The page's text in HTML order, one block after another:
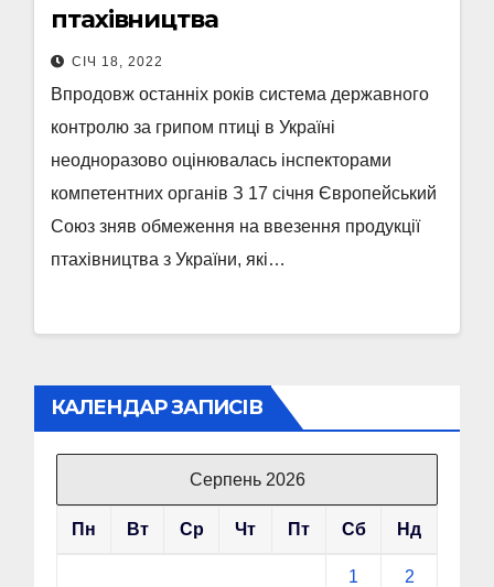
птахівництва
СІЧ 18, 2022
Впродовж останніх років система державного
контролю за грипом птиці в Україні
неодноразово оцінювалась інспекторами
компетентних органів З 17 січня Європейський
Союз зняв обмеження на ввезення продукції
птахівництва з України, які…
КАЛЕНДАР ЗАПИСІВ
Серпень 2026
Пн Вт Ср Чт Пт Сб Нд
1 2